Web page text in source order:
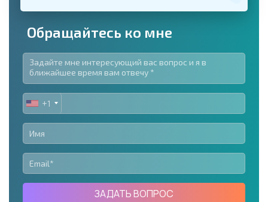
Обращайтесь ко мне
UNITED
STATES
+1
+1
ЗАДАТЬ ВОПРОС